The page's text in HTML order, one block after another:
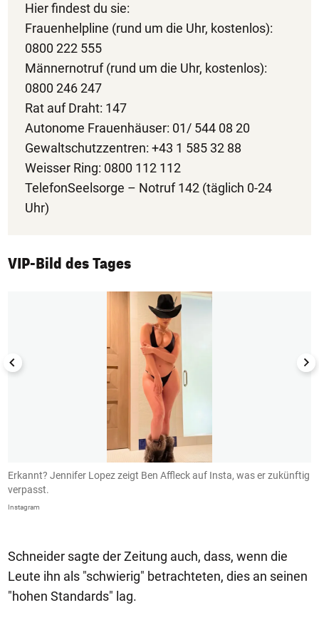
Hier findest du sie:
Frauenhelpline (rund um die Uhr, kostenlos):
0800 222 555
Männernotruf (rund um die Uhr, kostenlos):
0800 246 247
Rat auf Draht: 147
Autonome Frauenhäuser: 01/ 544 08 20
Gewaltschutzzentren: +43 1 585 32 88
Weisser Ring: 0800 112 112
TelefonSeelsorge – Notruf 142 (täglich 0-24
Uhr)
VIP-Bild des Tages
1/50
Erkannt? Jennifer Lopez zeigt Ben Affleck auf Insta, was er zukünftig
verpasst.
Instagram
Schneider sagte der Zeitung auch, dass, wenn die
Leute ihn als "schwierig" betrachteten, dies an seinen
"hohen Standards" lag.